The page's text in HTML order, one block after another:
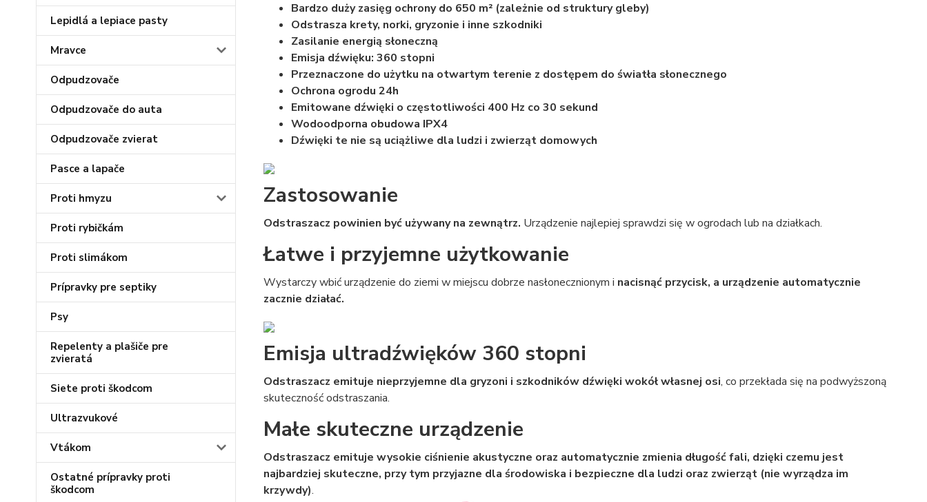
Lepidlá a lepiace pasty
Mravce
Odpudzovače
Odpudzovače do auta
Odpudzovače zvierat
Pasce a lapače
Proti hmyzu
Proti rybičkám
Proti slimákom
Prípravky pre septiky
Psy
Repelenty a plašiče pre
zvieratá
Siete proti škodcom
Ultrazvukové
Vtákom
Ostatné prípravky proti
škodcom
Bardzo duży zasięg ochrony do 650 m² (zależnie od struktury gleby)
Odstrasza krety, norki, gryzonie i inne szkodniki
Zasilanie energią słoneczną
Emisja dźwięku: 360 stopni
Przeznaczone do użytku na otwartym terenie z dostępem do światła słonecznego
Ochrona ogrodu 24h
Emitowane dźwięki o częstotliwości 400 Hz co 30 sekund
Wodoodporna obudowa IPX4
Dźwięki te nie są uciążliwe dla ludzi i zwierząt domowych
Zastosowanie
Odstraszacz powinien być używany na zewnątrz. Urządzenie najlepiej sprawdzi się w ogrodach lub na działkach.
Łatwe i przyjemne użytkowanie
Wystarczy wbić urządzenie do ziemi w miejscu dobrze nasłonecznionym i nacisnąć przycisk, a urządzenie automatycznie
zacznie działać.
Emisja ultradźwięków 360 stopni
Odstraszacz emituje nieprzyjemne dla gryzoni i szkodników dźwięki wokół własnej osi, co przekłada się na podwyższoną
skuteczność odstraszania.
Małe skuteczne urządzenie
Odstraszacz emituje wysokie ciśnienie akustyczne oraz automatycznie zmienia długość fali, dzięki czemu jest
najbardziej skuteczne, przy tym przyjazne dla środowiska i bezpieczne dla ludzi oraz zwierząt (nie wyrządza im
krzywdy).